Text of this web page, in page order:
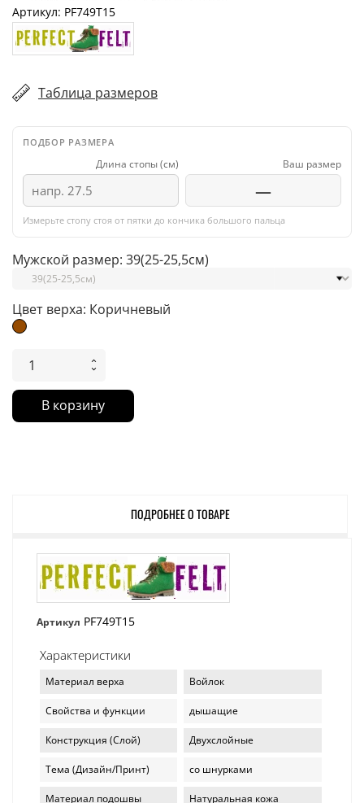
Артикул: PF749T15
Таблица размеров
ПОДБОР РАЗМЕРА
Длина стопы (см) Ваш размер
—
Измерьте стопу стоя от пятки до кончика большого пальца
Мужской размер: 39(25-25,5см)
Цвет верха: Коричневый
Коричневый
В корзину
ПОДРОБНЕЕ О ТОВАРЕ
Артикул PF749T15
Характеристики
Материал верха Войлок
Свойства и функции дышащие
Конструкция (Слой) Двухслойные
Тема (Дизайн/Принт) со шнурками
Материал подошвы Натуральная кожа